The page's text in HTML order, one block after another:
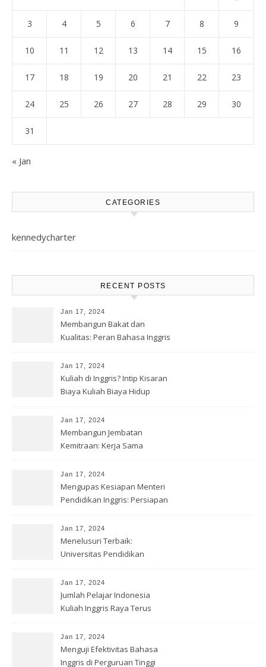
3 4 5 6 7 8 9
10 11 12 13 14 15 16
17 18 19 20 21 22 23
24 25 26 27 28 29 30
31
« Jan
CATEGORIES
kennedycharter
RECENT POSTS
Jan 17, 2024
Membangun Bakat dan
Kualitas: Peran Bahasa Inggris
Jan 17, 2024
Kuliah di Inggris? Intip Kisaran
Biaya Kuliah Biaya Hidup
Jan 17, 2024
Membangun Jembatan
Kemitraan: Kerja Sama
Jan 17, 2024
Mengupas Kesiapan Menteri
Pendidikan Inggris: Persiapan
Jan 17, 2024
Menelusuri Terbaik:
Universitas Pendidikan
Jan 17, 2024
Jumlah Pelajar Indonesia
Kuliah Inggris Raya Terus
Jan 17, 2024
Menguji Efektivitas Bahasa
Inggris di Perguruan Tinggi